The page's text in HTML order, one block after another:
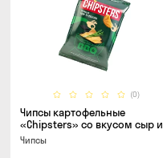
(0)
Чипсы картофельные
«Chipsters» со вкусом сыр и
лук, 95г
Чипсы